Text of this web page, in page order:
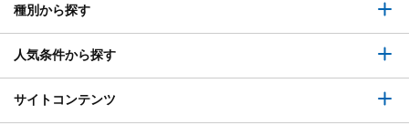
種別から探す
人気条件から探す
サイトコンテンツ